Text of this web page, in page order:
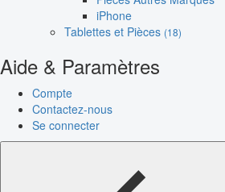
iPhone
Tablettes et Pièces (18)
Aide & Paramètres
Compte
Contactez-nous
Se connecter